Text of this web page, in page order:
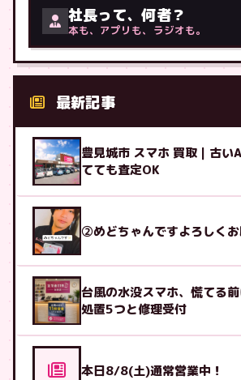
社長って、何者？
本も、アプリも、ラジオも。
最新記事
豊見城市 スマホ 買取｜古
てても査定OK
②めどちゃんですよろしくお
台風の水没スマホ、慌てる
処置5つと修理受付
本日8/8(土)通常営業中！